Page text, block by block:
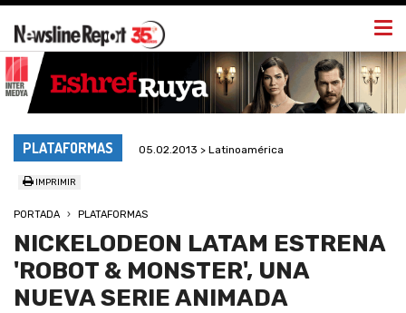
PLATAFORMAS 05.02.2013 > Latinoamérica
IMPRIMIR
PORTADA PLATAFORMAS
NICKELODEON LATAM ESTRENA
'ROBOT & MONSTER', UNA
NUEVA SERIE ANIMADA